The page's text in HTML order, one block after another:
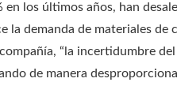
en los últimos años, han
la demanda de materiales de
“la incertidumbre
de manera